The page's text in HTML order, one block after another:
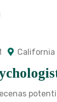
California